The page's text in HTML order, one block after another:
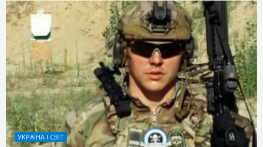
УКРАЇНА І СВІТ